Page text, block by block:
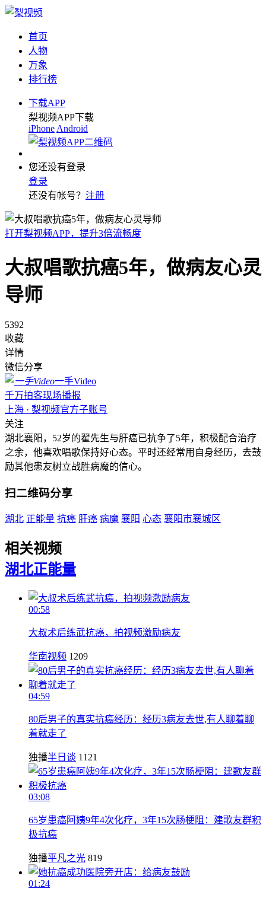
首页
人物
万象
排行榜
下载APP
梨视频APP下载
iPhone Android
您还没有登录
登录
还没有帐号？ 注册
打开梨视频APP，提升3倍流畅度
大叔唱歌抗癌5年，做病友心灵
导师
5392
收藏
详情
微信分享
一手Video
千万拍客现场播报
上海 · 梨视频官方子账号
关注
湖北襄阳，52岁的翟先生与肝癌已抗争了5年，积极配合治疗
之余，他喜欢唱歌保持好心态。平时还经常用自身经历，去鼓
励其他患友树立战胜病魔的信心。
扫二维码分享
湖北 正能量 抗癌 肝癌 病魔 襄阳 心态 襄阳市襄城区
相关视频
湖北正能量
00:58
大叔术后练武抗癌，拍视频激励病友
华南视频 1209
04:59
80后男子的真实抗癌经历：经历3病友去世,有人聊着聊
着就走了
独播半日谈 1121
03:08
65岁患癌阿姨9年4次化疗，3年15次肠梗阻：建歌友群积
极抗癌
独播平凡之光 819
01:24